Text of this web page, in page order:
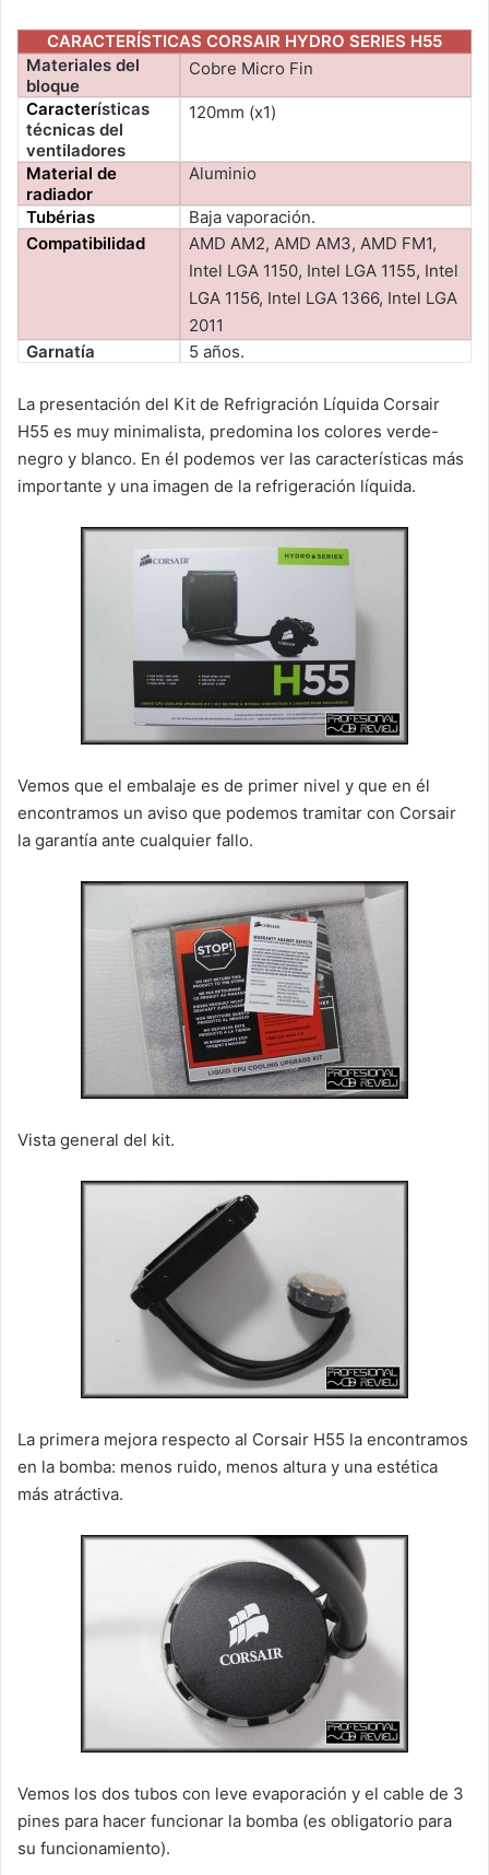
CARACTERÍSTICAS CORSAIR HYDRO SERIES H55
Materiales del
bloque
Cobre Micro Fin
Características
técnicas del
ventiladores
120mm (x1)
Material de
radiador
Aluminio
Tubérias
Baja vaporación.
Compatibilidad
AMD AM2, AMD AM3, AMD FM1,
Intel LGA 1150, Intel LGA 1155, Intel
LGA 1156, Intel LGA 1366, Intel LGA
2011
Garnatía
5 años.
La presentación del Kit de Refrigración Líquida Corsair
H55 es muy minimalista, predomina los colores verde-
negro y blanco. En él podemos ver las características más
importante y una imagen de la refrigeración líquida.
Vemos que el embalaje es de primer nivel y que en él
encontramos un aviso que podemos tramitar con Corsair
la garantía ante cualquier fallo.
Vista general del kit.
La primera mejora respecto al Corsair H55 la encontramos
en la bomba: menos ruido, menos altura y una estética
más atráctiva.
Vemos los dos tubos con leve evaporación y el cable de 3
pines para hacer funcionar la bomba (es obligatorio para
su funcionamiento).